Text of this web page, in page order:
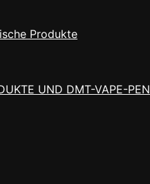
Produkte
UND DMT-VAPE-PEN